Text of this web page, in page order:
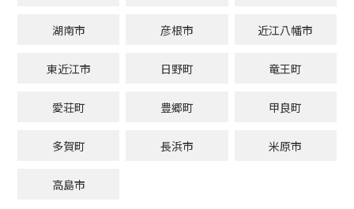
湖南市 彦根市 近江八幡市
東近江市 日野町 竜王町
愛荘町 豊郷町 甲良町
多賀町 長浜市 米原市
高島市